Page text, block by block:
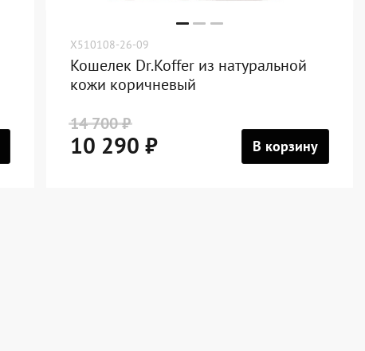
X510108-26-09
Кошелек Dr.Koffer из натуральной
кожи коричневый
14 700 ₽
10 290 ₽ В корзину